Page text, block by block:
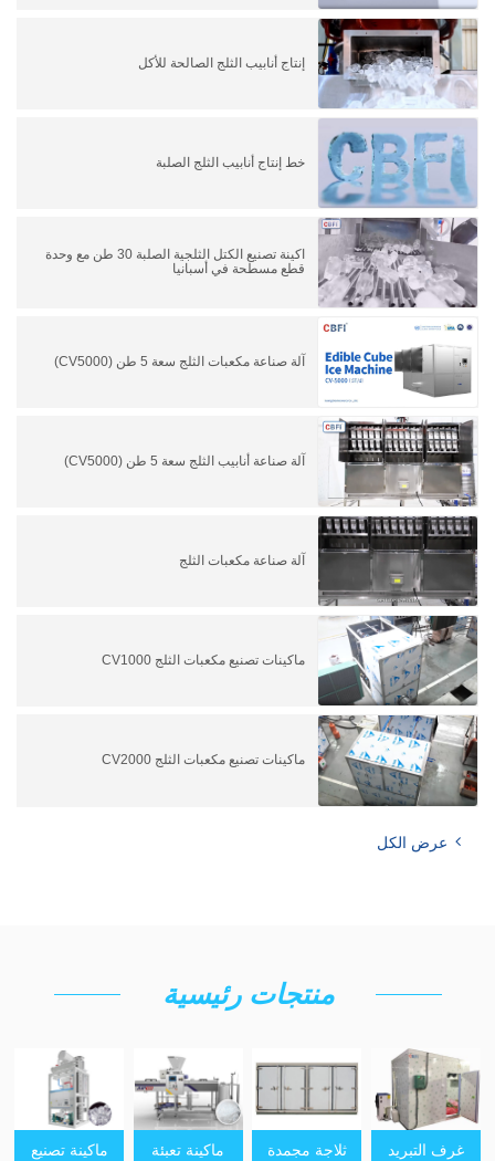
إنتاج أنابيب الثلج الصالحة للأكل
خط إنتاج أنابيب الثلج الصلبة
اكينة تصنيع الكتل الثلجية الصلبة 30 طن مع وحدة
قطع مسطحة في أسبانيا
آلة صناعة مكعبات الثلج سعة 5 طن (CV5000)
آلة صناعة أنابيب الثلج سعة 5 طن (CV5000)
آلة صناعة مكعبات الثلج
ماكينات تصنيع مكعبات الثلج CV1000
ماكينات تصنيع مكعبات الثلج CV2000
عرض الكل
منتجات رئيسية
غرف التبريد
ثلاجة مجمدة
ماكينة تعبئة
ماكينة تصنيع